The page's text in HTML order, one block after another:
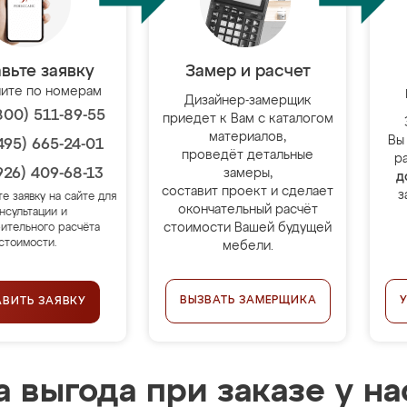
заявку
по номерам
511-89-55
665-24-01
409-68-13
заявку на сайте для
и
расчёта
ЗАЯВКУ
Замер и расчет
Дизайнер-замерщик
приедет к Вам с каталогом
материалов,
проведёт детальные
замеры,
составит проект и сделает
окончательный расчёт
стоимости Вашей будущей
мебели.
ВЫЗВАТЬ ЗАМЕРЩИКА
Вы
выгода при заказе у